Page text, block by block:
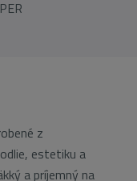
z
estetiku a
a príjemný na